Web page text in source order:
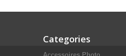
Categories